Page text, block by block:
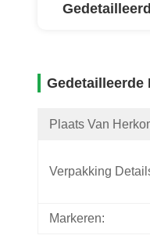
Gedetailleerde
Plaats Van
Verpakking
Markeren: